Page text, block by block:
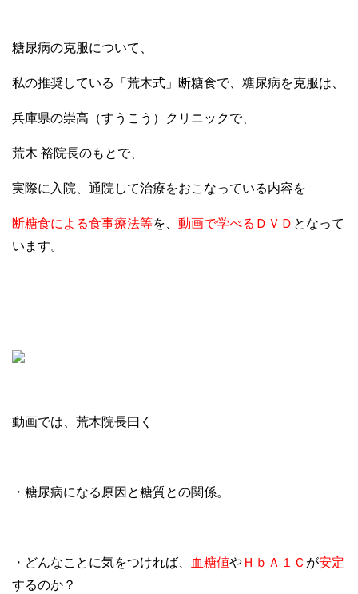
糖尿病の克服について、
私の推奨している「荒木式」断糖食で、糖尿病を克服は、
兵庫県の崇高（すうこう）クリニックで、
荒木 裕院長のもとで、
実際に入院、通院して治療をおこなっている内容を
断糖食による食事療法等を、 動画で学べるＤＶＤ となって
います。
動画では、荒木院長曰く
・糖尿病になる原因と糖質との関係。
・どんなことに気をつければ、 血糖値や ＨｂＡ１Ｃ が安定
するのか？